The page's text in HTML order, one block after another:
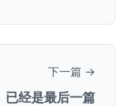
下一篇 →
已经是最后一篇